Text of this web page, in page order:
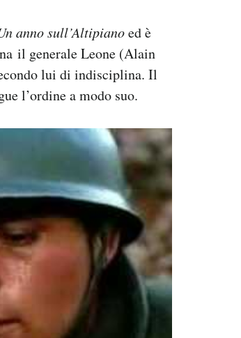
anno sull’Altipianoed è
il generale Leone (Alain
lui di indisciplina. Il
l’ordine a modo suo.